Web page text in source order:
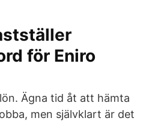
för Eniro
Ägna tid åt att hämta
men självklart är det